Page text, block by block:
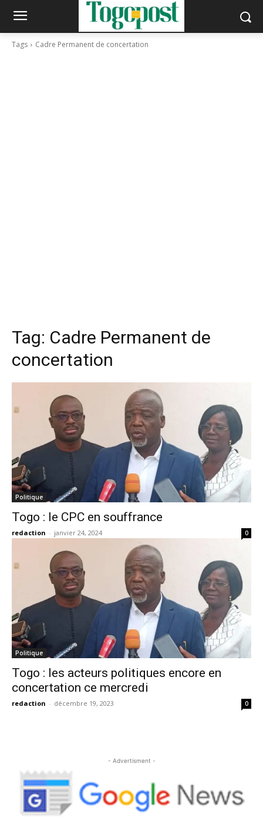
Tags Cadre Permanent de concertation
Tag: Cadre Permanent de
concertation
Politique
Togo : le CPC en souffrance
redaction - janvier 24, 2024 0
Politique
Togo : les acteurs politiques encore en
concertation ce mercredi
redaction - décembre 19, 2023 0
- Advertisment -